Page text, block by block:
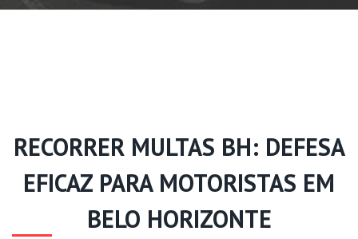
RECORRER MULTAS BH: DEFESA
EFICAZ PARA MOTORISTAS EM
BELO HORIZONTE